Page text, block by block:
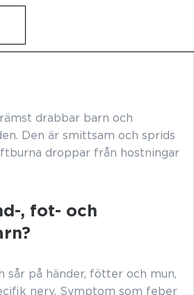
drabbar barn och
Den är smittsam och sprids
droppar från hostningar
, fot- och
sår på händer, fötter och mun,
nerv. Symptom som feber